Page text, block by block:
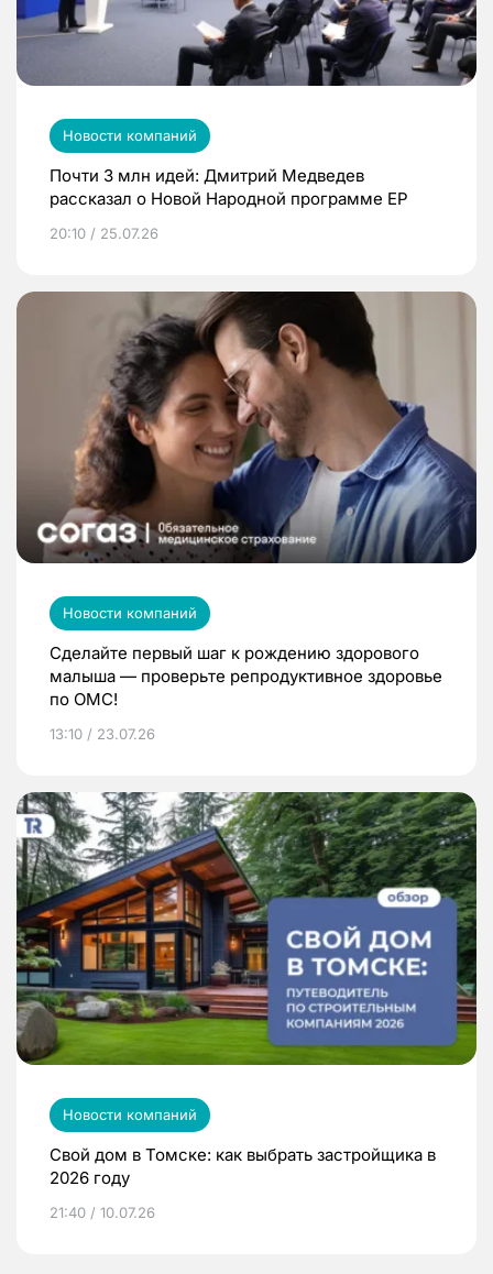
Новости компаний
Почти 3 млн идей: Дмитрий Медведев
рассказал о Новой Народной программе ЕР
20:10 / 25.07.26
Новости компаний
Сделайте первый шаг к рождению здорового
малыша — проверьте репродуктивное здоровье
по ОМС!
13:10 / 23.07.26
Новости компаний
Свой дом в Томске: как выбрать застройщика в
2026 году
21:40 / 10.07.26